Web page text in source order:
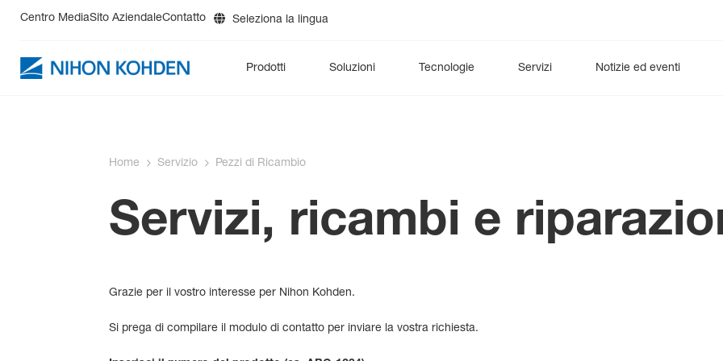
Centro MediaSito AziendaleContatto Seleziona la lingua
RU
Prodotti Soluzioni Tecnologie Servizi Notizie ed eventi
DiagnosticaDynaScatter Laser +HEM488
Home Servizio Pezzi di Ricambio
Servizi, ricambi e
Grazie per il vostro interesse per Nihon Kohden.
Si prega di compilare il modulo di contatto per inviare la vostra richiesta.